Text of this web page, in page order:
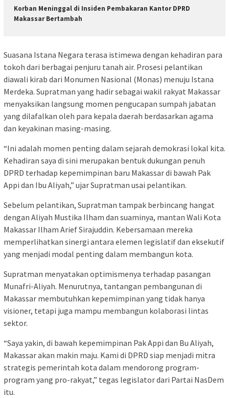
Korban Meninggal di Insiden Pembakaran Kantor DPRD
Makassar Bertambah
Suasana Istana Negara terasa istimewa dengan kehadiran para
tokoh dari berbagai penjuru tanah air. Prosesi pelantikan
diawali kirab dari Monumen Nasional (Monas) menuju Istana
Merdeka. Supratman yang hadir sebagai wakil rakyat Makassar
menyaksikan langsung momen pengucapan sumpah jabatan
yang dilafalkan oleh para kepala daerah berdasarkan agama
dan keyakinan masing-masing.
“Ini adalah momen penting dalam sejarah demokrasi lokal kita.
Kehadiran saya di sini merupakan bentuk dukungan penuh
DPRD terhadap kepemimpinan baru Makassar di bawah Pak
Appi dan Ibu Aliyah,” ujar Supratman usai pelantikan.
Sebelum pelantikan, Supratman tampak berbincang hangat
dengan Aliyah Mustika Ilham dan suaminya, mantan Wali Kota
Makassar Ilham Arief Sirajuddin. Kebersamaan mereka
memperlihatkan sinergi antara elemen legislatif dan eksekutif
yang menjadi modal penting dalam membangun kota.
Supratman menyatakan optimismenya terhadap pasangan
Munafri-Aliyah. Menurutnya, tantangan pembangunan di
Makassar membutuhkan kepemimpinan yang tidak hanya
visioner, tetapi juga mampu membangun kolaborasi lintas
sektor.
“Saya yakin, di bawah kepemimpinan Pak Appi dan Bu Aliyah,
Makassar akan makin maju. Kami di DPRD siap menjadi mitra
strategis pemerintah kota dalam mendorong program-
program yang pro-rakyat,” tegas legislator dari Partai NasDem
itu.